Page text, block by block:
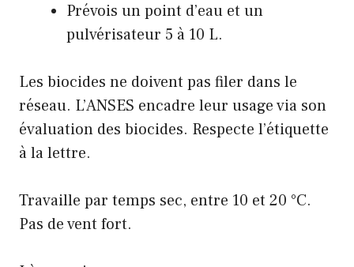
Prévois un point d’eau et un
pulvérisateur 5 à 10 L.
Les biocides ne doivent pas filer dans le
réseau. L’ANSES encadre leur usage via son
évaluation des biocides. Respecte l’étiquette
à la lettre.
Travaille par temps sec, entre 10 et 20 °C.
Pas de vent fort.